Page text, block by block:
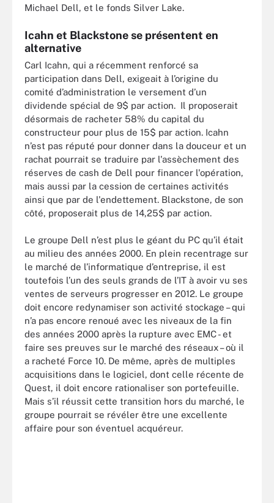
Michael Dell, et le fonds Silver Lake.
Icahn et Blackstone se présentent en
alternative
Carl Icahn, qui a récemment renforcé sa
participation dans Dell, exigeait à l’origine du
comité d’administration le versement d’un
dividende spécial de 9$ par action. Il proposerait
désormais de racheter 58% du capital du
constructeur pour plus de 15$ par action. Icahn
n’est pas réputé pour donner dans la douceur et un
rachat pourrait se traduire par l'assèchement des
réserves de cash de Dell pour financer l'opération,
mais aussi par la cession de certaines activités
ainsi que par de l'endettement. Blackstone, de son
côté, proposerait plus de 14,25$ par action.
Le groupe Dell n’est plus le géant du PC qu’il était
au milieu des années 2000. En plein recentrage sur
le marché de l’informatique d’entreprise, il est
toutefois l’un des seuls grands de l’IT à avoir vu ses
ventes de serveurs progresser en 2012. Le groupe
doit encore redynamiser son activité stockage – qui
n’a pas encore renoué avec les niveaux de la fin
des années 2000 après la rupture avec EMC - et
faire ses preuves sur le marché des réseaux – où il
a racheté Force 10. De même, après de multiples
acquisitions dans le logiciel, dont celle récente de
Quest, il doit encore rationaliser son portefeuille.
Mais s’il réussit cette transition hors du marché, le
groupe pourrait se révéler être une excellente
affaire pour son éventuel acquéreur.